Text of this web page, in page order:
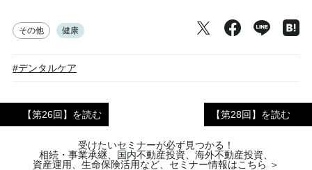
その他 健康
#デンタルケア
【第26回】を読む 【第28回】を読む
受けたいセミナーが必ず見つかる！
相続・事業承継、国内不動産投資、海外不動産投資、
資産運用、生命保険活用など、セミナー情報はこちら ＞